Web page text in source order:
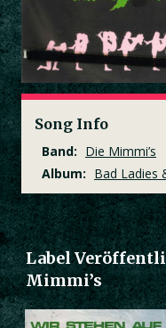
Song Info
Band: Die Mimmi’s
Album: Bad Ladies
Label
Mimmi’s